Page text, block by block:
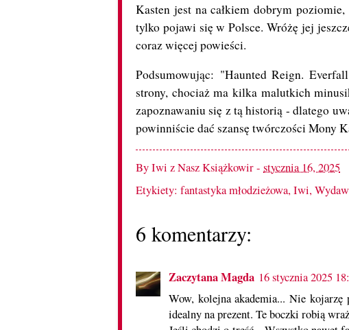
Kasten jest na całkiem dobrym
tylko pojawi się w Polsce. Wróżę jej
coraz więcej powieści.
Podsumowując: "Haunted Reign.
strony, chociaż ma kilka malutkich
zapoznawaniu się z tą historią - dlatego
powinniście dać szansę twórczości Mony
ByIwi z Nasz Książkowir- stycznia 16, 2025
Etykiety: fantastyka młodzieżowa,Iwi,
6 komentarzy:
Zaczytana Magda 16 stycznia 2025
Wow, kolejna akademia... Nie
idealny na prezent. Te boczki robią